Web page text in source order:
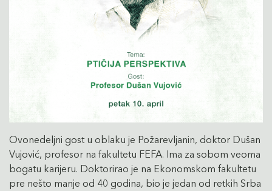
Ovonedeljni gost u oblaku je Požarevljanin, doktor Dušan
Vujović, profesor na fakultetu FEFA. Ima za sobom veoma
bogatu karijeru. Doktorirao je na Ekonomskom fakultetu
pre nešto manje od 40 godina, bio je jedan od retkih Srba